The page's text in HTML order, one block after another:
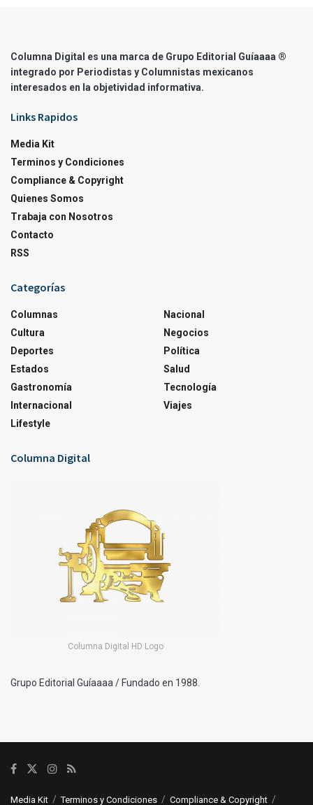
Columna Digital es una marca de Grupo Editorial Guíaaaa ®
integrado por Periodistas y Columnistas mexicanos
interesados en la objetividad informativa.
Links Rapidos
Media Kit
Terminos y Condiciones
Compliance & Copyright
Quienes Somos
Trabaja con Nosotros
Contacto
RSS
Categorías
Columnas
Cultura
Deportes
Estados
Gastronomía
Internacional
Lifestyle
Nacional
Negocios
Política
Salud
Tecnología
Viajes
Columna Digital
Columna Digital HD Logo
Grupo Editorial Guíaaaa / Fundado en 1988.
Media Kit Terminos y Condiciones Compliance & Copyright